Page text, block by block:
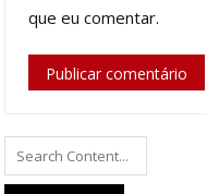
que eu comentar.
Search
for: